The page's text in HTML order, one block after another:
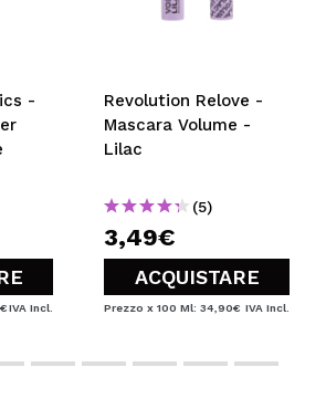
-
IVA Incl.
Revolution Relove -
Mascara Volume -
Lilac
(5)
3,49€
ACQUISTARE
Prezzo x 100 Ml: 34,90€ IVA Incl.